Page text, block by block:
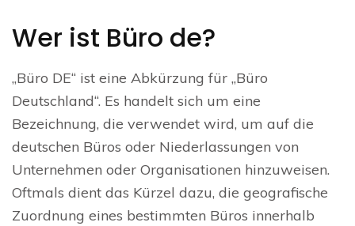
Wer ist Büro de?
„Büro DE“ ist eine Abkürzung für „Büro
Deutschland“. Es handelt sich um eine
Bezeichnung, die verwendet wird, um auf die
deutschen Büros oder Niederlassungen von
Unternehmen oder Organisationen hinzuweisen.
Oftmals dient das Kürzel dazu, die geografische
Zuordnung eines bestimmten Büros innerhalb